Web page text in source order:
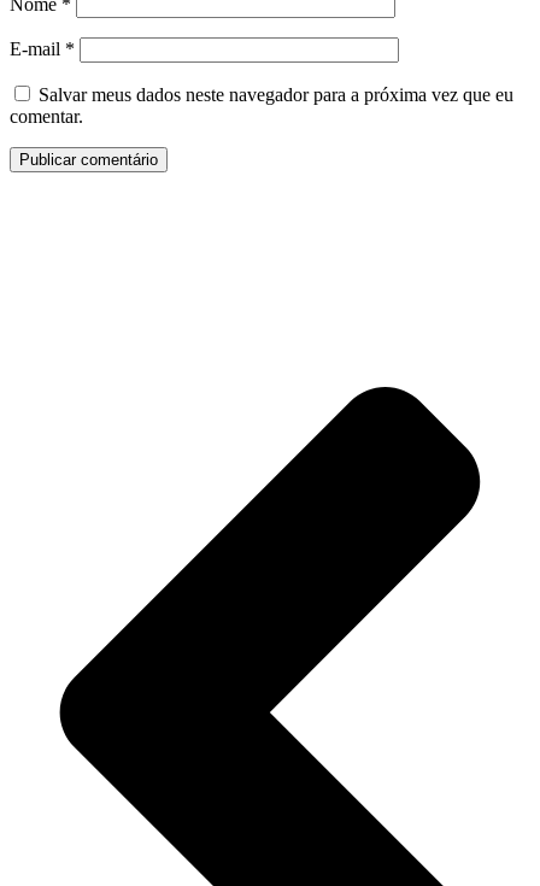
Nome *
E-mail *
Salvar meus dados neste navegador para a próxima vez que eu
comentar.